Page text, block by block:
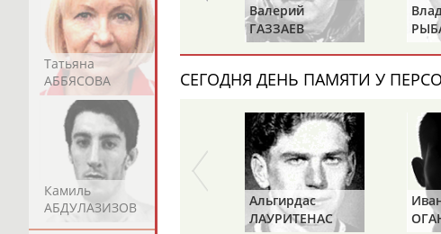
Татьяна
АББЯСОВА
АБДИКАРИМОВА
АБДРАХМАНОВ
Камиль
АБДУЛАЗИЗОВ
Загалав
АБДУЛБЕКОВ
Камалудин
АБДУЛДАУДОВ
Валерий
ИЛЬИНЫХ
Валерий
ГАЗЗАЕВ
СЕГОДНЯ ДЕНЬ ПАМЯТИ У
Альгирдас
ЛАУРИТЕНАС